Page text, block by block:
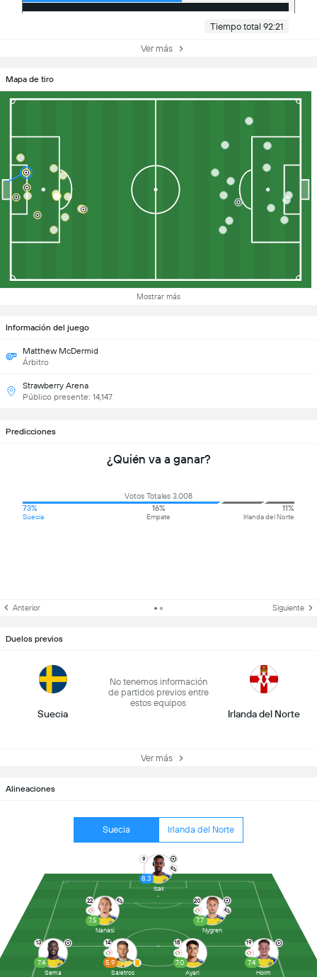
Tiempo total 92:21
Ver más
Mapa de tiro
Mostrar más
Alineaciones
Suecia Irlanda del Norte
13
7.4
Sema
14
5.9
Saletros
18
7.0
Ayari
19
7.4
Holm
22
7.5
Nanasi
20
7.7
Nygren
9
8.3
Isak
Información del juego
Matthew McDermid
Árbitro
Strawberry Arena
Público presente: 14,147
Predicciones
¿Quién va a ganar?
Votos Totales 3,008
73%
Suecia
16%
Empate
11%
Irlanda del Norte
Anterior Siguiente
Duelos previos
Suecia
No tenemos información
de partidos previos entre
estos equipos
Irlanda del Norte
Ver más